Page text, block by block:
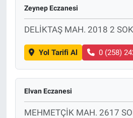
Zeynep Eczanesi
DELİKTAŞ MAH. 2018 2
Yol Tarifi Al 0 (258)
Elvan Eczanesi
MEHMETÇİK MAH. 2617